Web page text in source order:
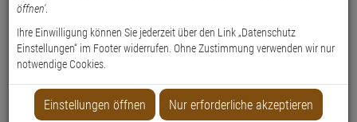
um
SucheProduktmerkmale
Zylinder messen
öffnen'.
Ihre Einwilligung können Sie jederzeit über den Link „Datenschutz
Einstellungen“ im Footer widerrufen. Ohne Zustimmung verwenden wir nur
notwendige Cookies.
Einstellungen öffnen Nur erforderliche akzeptieren